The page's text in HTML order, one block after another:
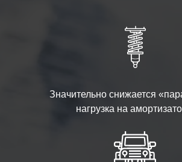
Значительно снижается
нагрузка на